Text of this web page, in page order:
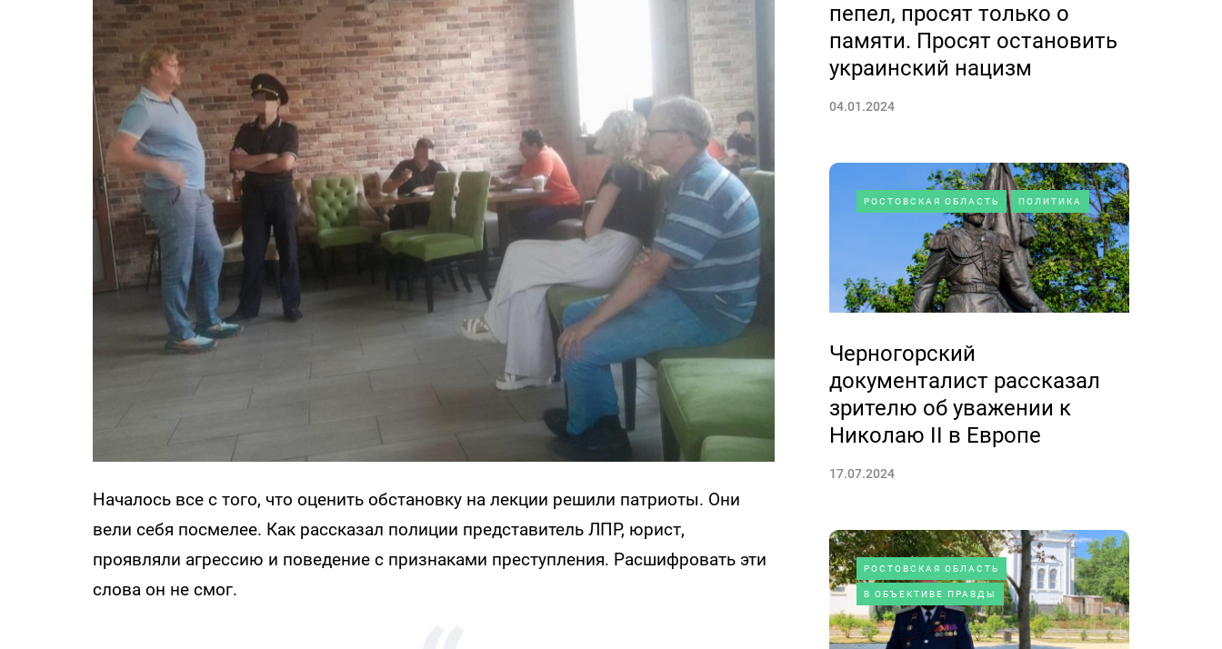
Началось все с того, что оценить обстановку на лекции решили патриоты. Они
вели себя посмелее. Как рассказал полиции представитель ЛПР, юрист,
проявляли агрессию и поведение с признаками преступления. Расшифровать эти
слова он не смог.
пепел, просят только о
памяти. Просят остановить
украинский нацизм
04.01.2024
РОСТОВСКАЯ ОБЛАСТЬ ПОЛИТИКА
Черногорский
документалист рассказал
зрителю об уважении к
Николаю II в Европе
17.07.2024
РОСТОВСКАЯ ОБЛАСТЬ
В ОБЪЕКТИВЕ ПРАВДЫ